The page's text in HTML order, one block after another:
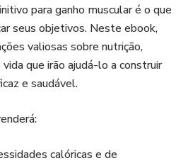
para ganho muscular é o que
seus objetivos. Neste ebook,
valiosas sobre nutrição,
que irão ajudá-lo a construir
e saudável.
calóricas e de